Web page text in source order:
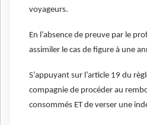
voyageurs.
En l’absence de preuve par le
assimiler le cas de figure à une
S’appuyant sur l’article 19 du
compagnie de procéder au
consommés ET de verser une